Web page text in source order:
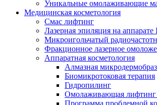
Уникальные омолаживающие
Медицинская косметология
Смас лифтинг
Лазерная эпиляция на
Микроигольчатый
Фракционное лазерное
Аппаратная косметология
Алмазная
Биомикротоковая терапия
Гидропилинг
Омолаживающая лифтинг
Программа проблемной